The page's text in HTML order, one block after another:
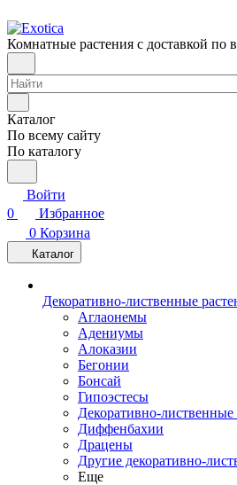
Комнатные растения с доставкой по
Каталог
По всему сайту
По каталогу
Войти
0
Избранное
0 Корзина
Каталог
Декоративно-лиственные
Аглаонемы
Адениумы
Алоказии
Бегонии
Бонсай
Гипоэстесы
Декоративно-
Диффенбахии
Драцены
Другие декоративно-
Еще